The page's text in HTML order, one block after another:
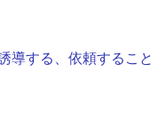
導する、依頼すること